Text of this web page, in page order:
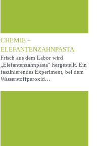
CHEMIE –
ELEFANTENZAHNPASTA
Frisch aus dem Labor wird
„Elefantenzahnpasta“ hergestellt. Ein
faszinierendes Experiment, bei dem
Wasserstoffperoxid…